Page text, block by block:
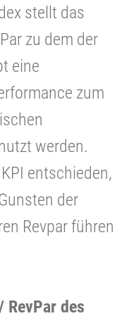
stellt das
zu dem der
eine
zum
werden.
entschieden,
der
Revpar führen
RevPar des